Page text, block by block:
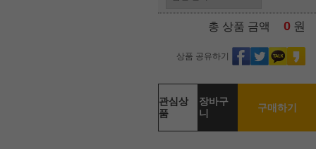
총 상품 금액 0 원
상품 공유하기
관심상
품
장바구
니
구매하기